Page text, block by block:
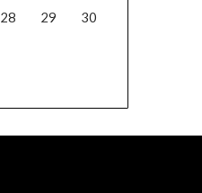
28 29 30